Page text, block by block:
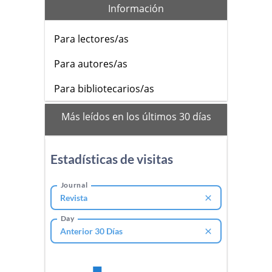
Información
Para lectores/as
Para autores/as
Para bibliotecarios/as
mas_vistos
Más leídos en los últimos 30 días